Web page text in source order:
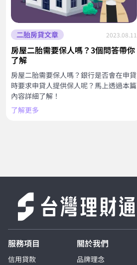
二胎房貸文章 2023.08.11
房屋二胎需要保人嗎？3個問答帶你
了解
房屋二胎需要保人嗎？銀行是否會在申貸
時要求申貸人提供保人呢？馬上透過本篇
內容詳細了解！
了解更多
服務項目
信用貸款
關於我們
品牌理念